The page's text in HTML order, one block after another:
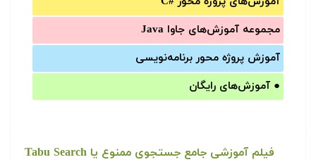
مجموعه آموزش‌های جاوا Java
آموزش‌ پروژه محور برنامه‌نویسی
● آموزش‌های رایگان
فیلم آموزشی جامع جستجوی ممنوع یا Tabu Search